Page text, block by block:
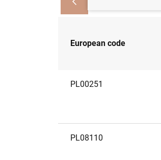
European code
PL00251
PL08110